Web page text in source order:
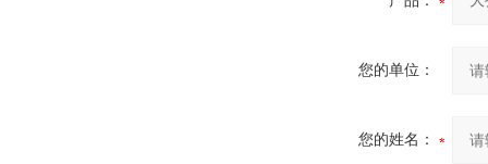
您的单位：
您的姓名：